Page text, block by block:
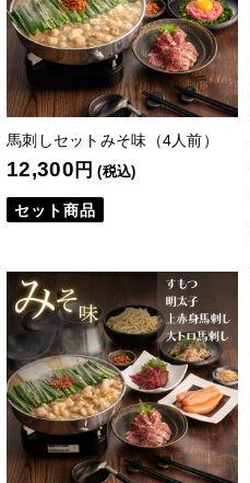
馬刺しセットみそ味（4人前）
12,300 円 (税込)
セット商品